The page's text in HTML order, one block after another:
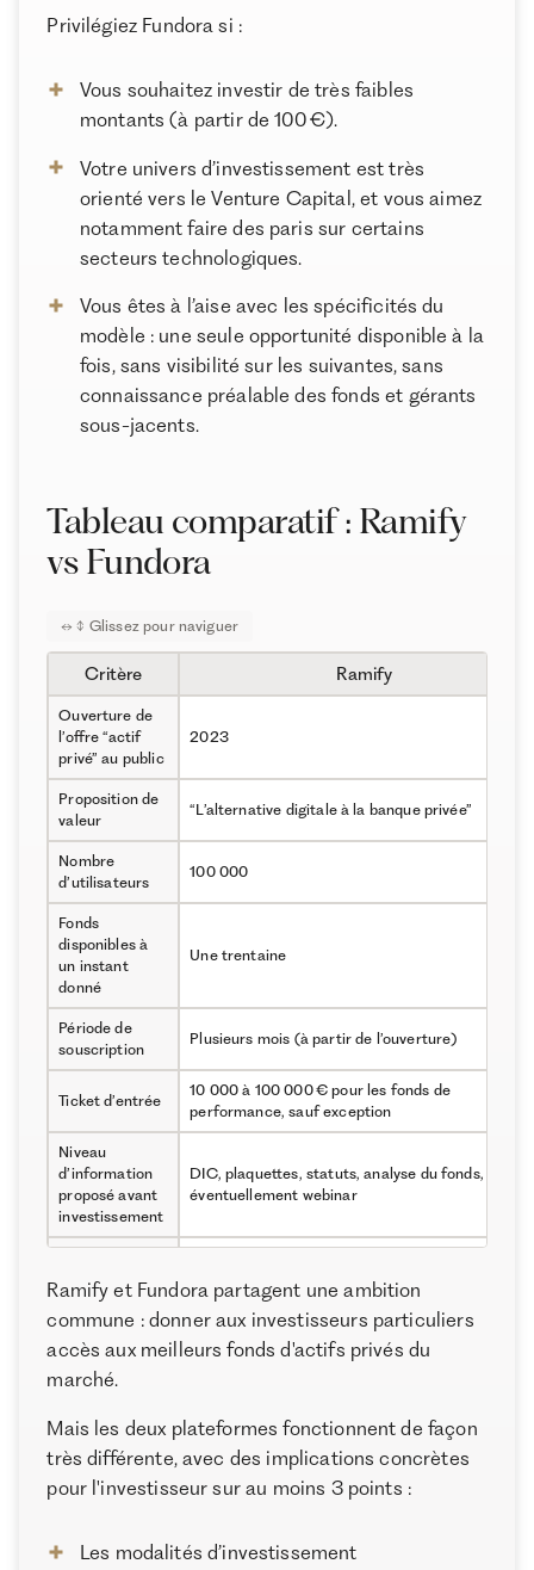
Privilégiez Fundora si :
Vous souhaitez investir de très faibles
montants (à partir de 100 €).
Votre univers d’investissement est très
orienté vers le Venture Capital, et vous aimez
notamment faire des paris sur certains
secteurs technologiques.
Vous êtes à l’aise avec les spécificités du
modèle : une seule opportunité disponible à la
fois, sans visibilité sur les suivantes, sans
connaissance préalable des fonds et gérants
sous-jacents.
Tableau comparatif : Ramify
vs Fundora
Critère Ramify
Ouverture de
l’offre “actif
privé” au public
2023
Proposition de
valeur
“L’alternative digitale à la banque privée”
Nombre
d’utilisateurs
100 000
Fonds
disponibles à
un instant
donné
Une trentaine
Période de
souscription
Plusieurs mois (à partir de l’ouverture)
Ticket d’entrée
10 000 à 100 000 € pour les fonds de
performance, sauf exception
Niveau
d’information
proposé avant
investissement
DIC, plaquettes, statuts, analyse du fonds,
éventuellement webinar
et du gérant
final connu
avant
l’investissement
Oui
Classe d’actifs
présente
Autres classes
d’actifs privées
Growth, dette privée, infrastructure, Venture
Capital, private equity immobilier, fonds fiscaux
Possibilité
Ramify et Fundora partagent une ambition
commune : donner aux investisseurs particuliers
accès aux meilleurs fonds d'actifs privés du
marché.
Mais les deux plateformes fonctionnent de façon
très différente, avec des implications concrètes
pour l'investisseur sur au moins 3 points :
Les modalités d’investissement